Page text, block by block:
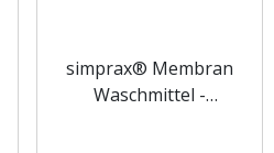
simprax® Membran
Waschmittel -